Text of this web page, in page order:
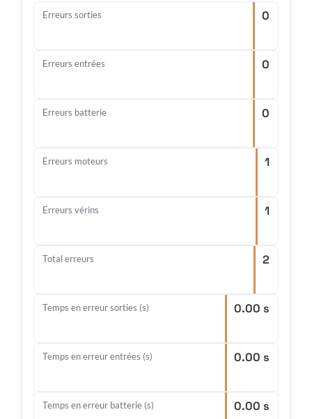
Erreurs sorties 0
Erreurs entrées 0
Erreurs batterie 0
Erreurs moteurs 1
Erreurs vérins 1
Total erreurs 2
Temps en erreur sorties (s) 0.00 s
Temps en erreur entrées (s) 0.00 s
Temps en erreur batterie (s) 0.00 s